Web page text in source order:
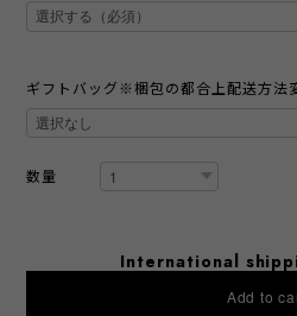
ギフトバッグ※梱包の都合上配送方法
数量
International
Add to